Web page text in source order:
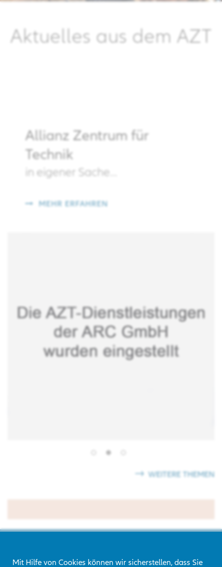
Mit Hilfe von Cookies können wir sicherstellen, dass Sie
Aktuelles aus dem AZT
Allianz Zentrum für
Technik
in eigener Sache...
MEHR ERFAHREN
WEITERE THEMEN